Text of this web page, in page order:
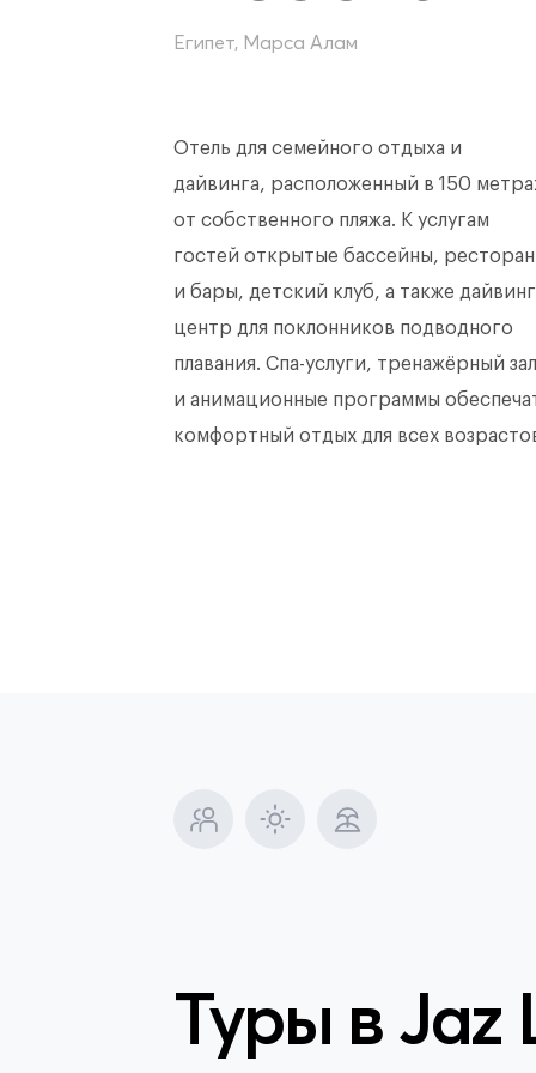
Египет, Марса Алам
Отель для семейного отдыха и
дайвинга, расположенный в 150
от собственного пляжа. К услугам
гостей открытые бассейны,
и бары, детский клуб, а также
центр для поклонников подводного
плавания. Спа-услуги, тренажёрный зал
и анимационные программы
комфортный отдых для всех
Туры вJaz